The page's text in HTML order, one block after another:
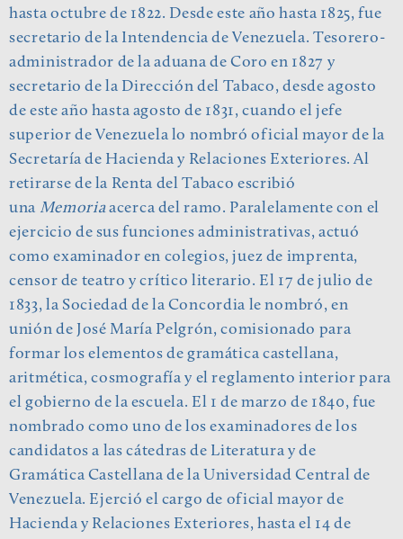
hasta octubre de 1822. Desde este año hasta 1825, fue
secretario de la Intendencia de Venezuela. Tesorero-
administrador de la aduana de Coro en 1827 y
secretario de la Dirección del Tabaco, desde agosto
de este año hasta agosto de 1831, cuando el jefe
superior de Venezuela lo nombró oficial mayor de la
Secretaría de Hacienda y Relaciones Exteriores. Al
retirarse de la Renta del Tabaco escribió
una Memoriaacerca del ramo. Paralelamente con el
ejercicio de sus funciones administrativas, actuó
como examinador en colegios, juez de imprenta,
censor de teatro y crítico literario. El 17 de julio de
1833, la Sociedad de la Concordia le nombró, en
unión de José María Pelgrón, comisionado para
formar los elementos de gramática castellana,
aritmética, cosmografía y el reglamento interior para
el gobierno de la escuela. El 1 de marzo de 1840, fue
nombrado como uno de los examinadores de los
candidatos a las cátedras de Literatura y de
Gramática Castellana de la Universidad Central de
Venezuela. Ejerció el cargo de oficial mayor de
Hacienda y Relaciones Exteriores, hasta el 14 de